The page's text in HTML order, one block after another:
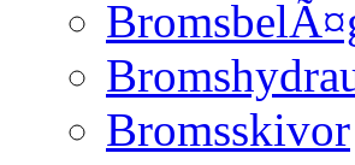
Bromsskivor